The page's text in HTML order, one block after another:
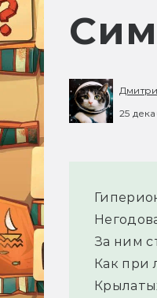
25
За ним
Как при